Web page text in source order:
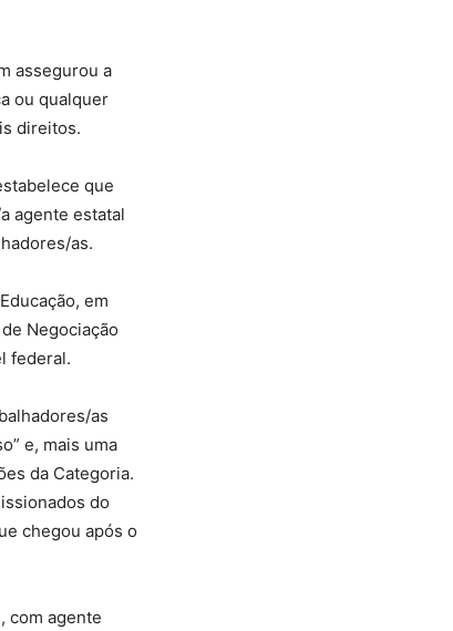
assegurou a
ou qualquer
direitos.
que
agente estatal
as.
em
Negociação
federal.
as
e, mais uma
da Categoria.
do
chegou após o
com agente